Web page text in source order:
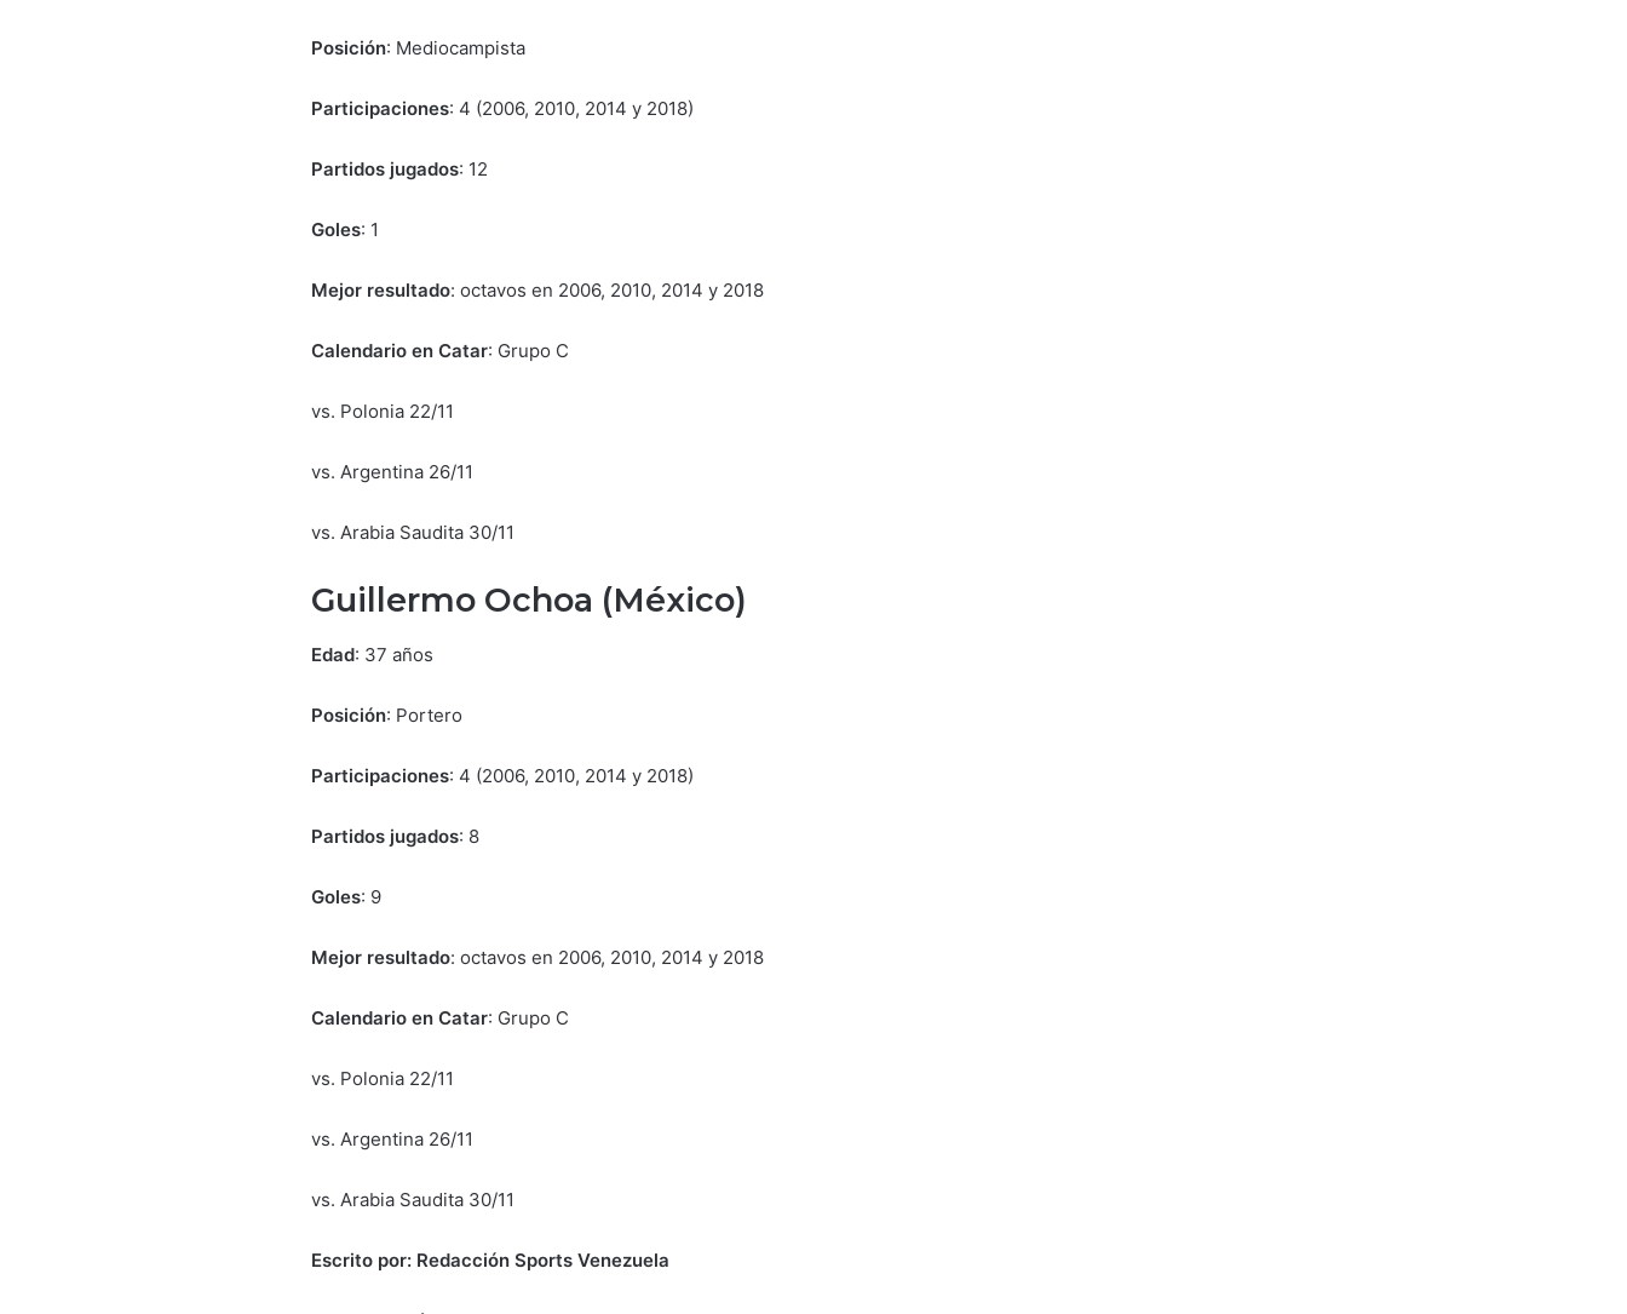
Posición: Mediocampista
Participaciones: 4 (2006, 2010, 2014 y 2018)
Partidos jugados: 12
Goles: 1
Mejor resultado: octavos en 2006, 2010, 2014 y 2018
Calendario en Catar: Grupo C
vs. Polonia 22/11
vs. Argentina 26/11
vs. Arabia Saudita 30/11
Guillermo Ochoa (México)
Edad: 37 años
Posición: Portero
Participaciones: 4 (2006, 2010, 2014 y 2018)
Partidos jugados: 8
Goles: 9
Mejor resultado: octavos en 2006, 2010, 2014 y 2018
Calendario en Catar: Grupo C
vs. Polonia 22/11
vs. Argentina 26/11
vs. Arabia Saudita 30/11
Escrito por: Redacción Sports Venezuela